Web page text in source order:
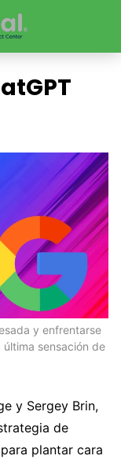
y enfrentarse
sensación de
y Sergey Brin,
de
plantar cara